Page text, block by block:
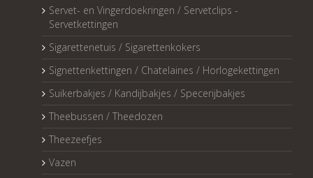
Servet- en Vingerdoekringen / Servetclips -
Servetkettingen
Sigarettenetuis / Sigarettenkokers
Signettenkettingen / Chatelaines / Horlogekettingen
Suikerbakjes / Kandijbakjes / Specerijbakjes
Theebussen / Theedozen
Theezeefjes
Vazen